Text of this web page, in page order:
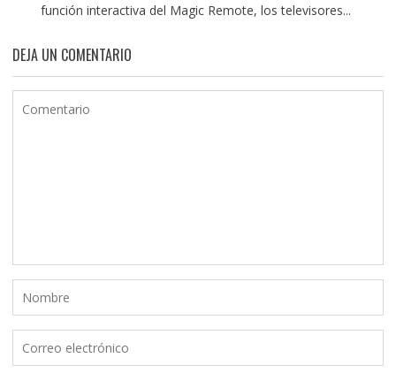
función interactiva del Magic Remote, los televisores...
DEJA UN COMENTARIO